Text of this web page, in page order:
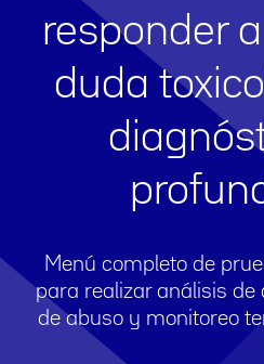
responder
duda
Menú completo de
para realizar análisis de
de abuso y monitoreo